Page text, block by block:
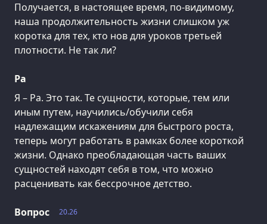
Получается, в настоящее время, по-видимому,
наша продолжительность жизни слишком уж
коротка для тех, кто нов для уроков третьей
плотности. Не так ли?
Ра
Я – Ра. Это так. Те сущности, которые, тем или
иным путем, научились/обучили себя
надлежащим искажениям для быстрого роста,
теперь могут работать в рамках более короткой
жизни. Однако преобладающая часть ваших
сущностей находят себя в том, что можно
расценивать как бессрочное детство.
20.26
Вопрос